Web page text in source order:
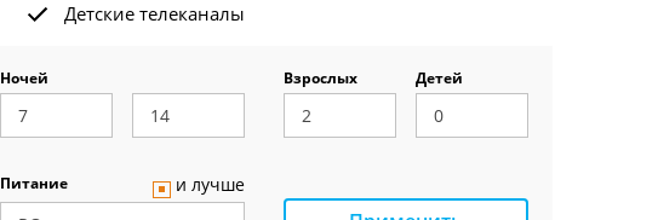
Детские телеканалы
Ночей Взрослых Детей
Питание и лучше